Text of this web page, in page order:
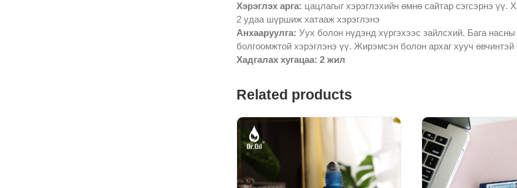
Хэрэглэх арга: цацлагыг хэрэглэхийн өмнө сайтар сэгсэрнэ үү.
2 удаа шүршиж хатааж хэрэглэнэ
Анхааруулга: Уух болон нүдэнд хүргэхээс зайлсхий. Бага
болгоомжтой хэрэглэнэ үү. Жирэмсэн болон архаг хууч
Хадгалах хугацаа: 2 жил
Related products